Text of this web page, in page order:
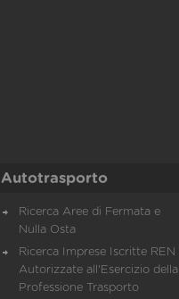
Autotrasporto
Ricerca Aree di Fermata e
Nulla Osta
Ricerca Imprese Iscritte REN
Autorizzate all'Esercizio della
Professione Trasporto